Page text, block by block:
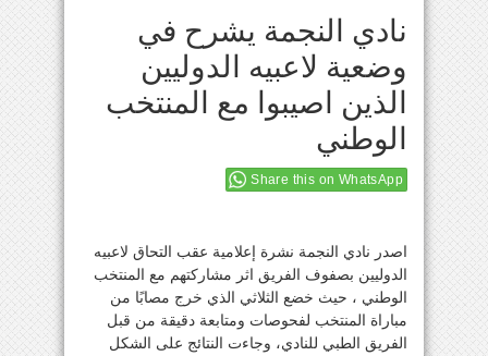
نادي النجمة يشرح في
وضعية لاعبيه الدوليين
الذين اصيبوا مع المنتخب
الوطني
Share this on WhatsApp
اصدر نادي النجمة نشرة إعلامية عقب التحاق لاعبيه
الدوليين بصفوف الفريق اثر مشاركتهم مع المنتخب
الوطني ، حيث خضع الثلاثي الذي خرج مصابًا من
مباراة المنتخب لفحوصات ومتابعة دقيقة من قبل
الفريق الطبي للنادي، وجاءت النتائج على الشكل